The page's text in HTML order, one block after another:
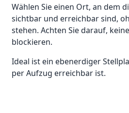
Wählen Sie einen Ort, an dem
sichtbar und erreichbar sind,
stehen. Achten Sie darauf,
blockieren.
Ideal ist ein ebenerdiger
per Aufzug erreichbar ist.